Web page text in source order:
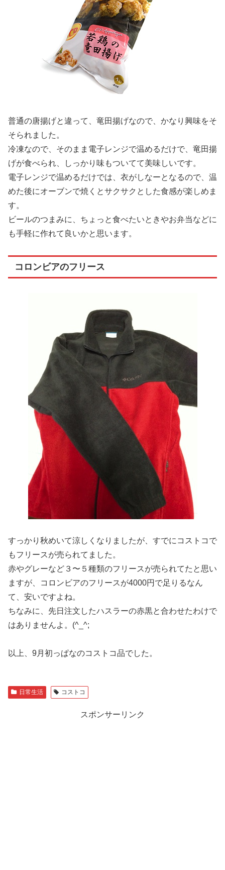
普通の唐揚げと違って、竜田揚げなので、かなり興味をそ
そられました。
冷凍なので、そのまま電子レンジで温めるだけで、竜田揚
げが食べられ、しっかり味もついてて美味しいです。
電子レンジで温めるだけでは、衣がしなーとなるので、温
めた後にオーブンで焼くとサクサクとした食感が楽しめま
す。
ビールのつまみに、ちょっと食べたいときやお弁当などに
も手軽に作れて良いかと思います。
コロンビアのフリース
すっかり秋めいて涼しくなりましたが、すでにコストコで
もフリースが売られてました。
赤やグレーなど３〜５種類のフリースが売られてたと思い
ますが、コロンビアのフリースが4000円で足りるなん
て、安いですよね。
ちなみに、先日注文したハスラーの赤黒と合わせたわけで
はありませんよ。(^_^;
以上、9月初っぱなのコストコ品でした。
日常生活 コストコ
スポンサーリンク